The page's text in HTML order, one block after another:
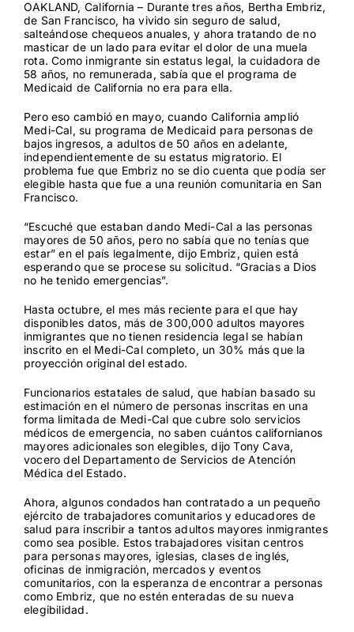
Careers
Contact
OAKLAND, California – Durante tres años, Bertha Embriz,
de San Francisco, ha vivido sin seguro de salud,
salteándose chequeos anuales, y ahora tratando de no
masticar de un lado para evitar el dolor de una muela
rota. Como inmigrante sin estatus legal, la cuidadora de
58 años, no remunerada, sabía que el programa de
Medicaid de California no era para ella.
Pero eso cambió en mayo, cuando California amplió
Medi-Cal, su programa de Medicaid para personas de
bajos ingresos, a adultos de 50 años en adelante,
independientemente de su estatus migratorio. El
problema fue que Embriz no se dio cuenta que podía ser
elegible hasta que fue a una reunión comunitaria en San
Francisco.
“Escuché que estaban dando Medi-Cal a las personas
mayores de 50 años, pero no sabía que no tenías que
estar” en el país legalmente, dijo Embriz, quien está
esperando que se procese su solicitud. “Gracias a Dios
no he tenido emergencias”.
Hasta octubre, el mes más reciente para el que hay
disponibles datos, más de 300,000 adultos mayores
inmigrantes que no tienen residencia legal se habían
inscrito en el Medi-Cal completo, un 30% más que la
proyección original del estado.
Funcionarios estatales de salud, que habían basado su
estimación en el número de personas inscritas en una
forma limitada de Medi-Cal que cubre solo servicios
médicos de emergencia, no saben cuántos californianos
mayores adicionales son elegibles, dijo Tony Cava,
vocero del Departamento de Servicios de Atención
Médica del Estado.
Ahora, algunos condados han contratado a un pequeño
ejército de trabajadores comunitarios y educadores de
salud para inscribir a tantos adultos mayores inmigrantes
como sea posible. Estos trabajadores visitan centros
para personas mayores, iglesias, clases de inglés,
oficinas de inmigración, mercados y eventos
comunitarios, con la esperanza de encontrar a personas
como Embriz, que no estén enteradas de su nueva
elegibilidad.